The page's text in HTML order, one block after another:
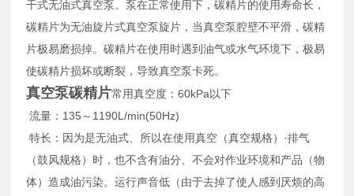
干式无油式真空泵。泵在正常使用下，碳精片的使用寿命长，
碳精片为无油旋片式真空泵旋片，当真空泵腔壁不平滑，碳精
片极易磨损掉。碳精片在使用时遇到油气或水气环境下，极易
使碳精片损坏或断裂，导致真空泵卡死。
真空泵碳精片常用真空度：60kPa以下
流量：135～1190L/min(50Hz)
特长：因为是无油式、所以在使用真空（真空规格）·排气
（鼓风规格）时，也不含有油分、不会对作业环境和产品（物
体）造成油污染。运行声音低（由于去掉了使人感到厌烦的高